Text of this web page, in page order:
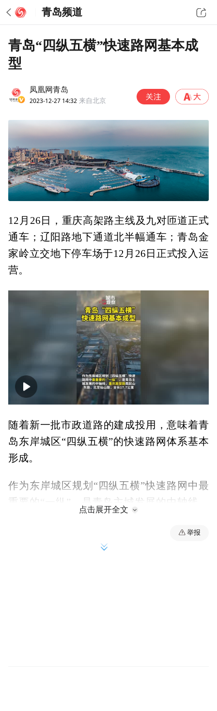
青岛频道
青岛“四纵五横”快速路网基本成
型
凤凰网青岛
2023-12-27 14:32 来自北京
12月26日，重庆高架路主线及九对匝道正式
通车；辽阳路地下通道北半幅通车；青岛金
家岭立交地下停车场于12月26日正式投入运
营。
00:00
随着新一批市政道路的建成投用，意味着青
岛东岸城区“四纵五横”的快速路网体系基本
形成。
作为东岸城区规划“四纵五横”快速路网中最
重要的“一纵”，是青岛主城发展的中轴线，
点击展开全文
举报